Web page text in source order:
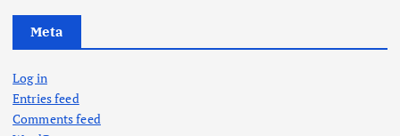
Meta
Log in
Entries feed
Comments feed